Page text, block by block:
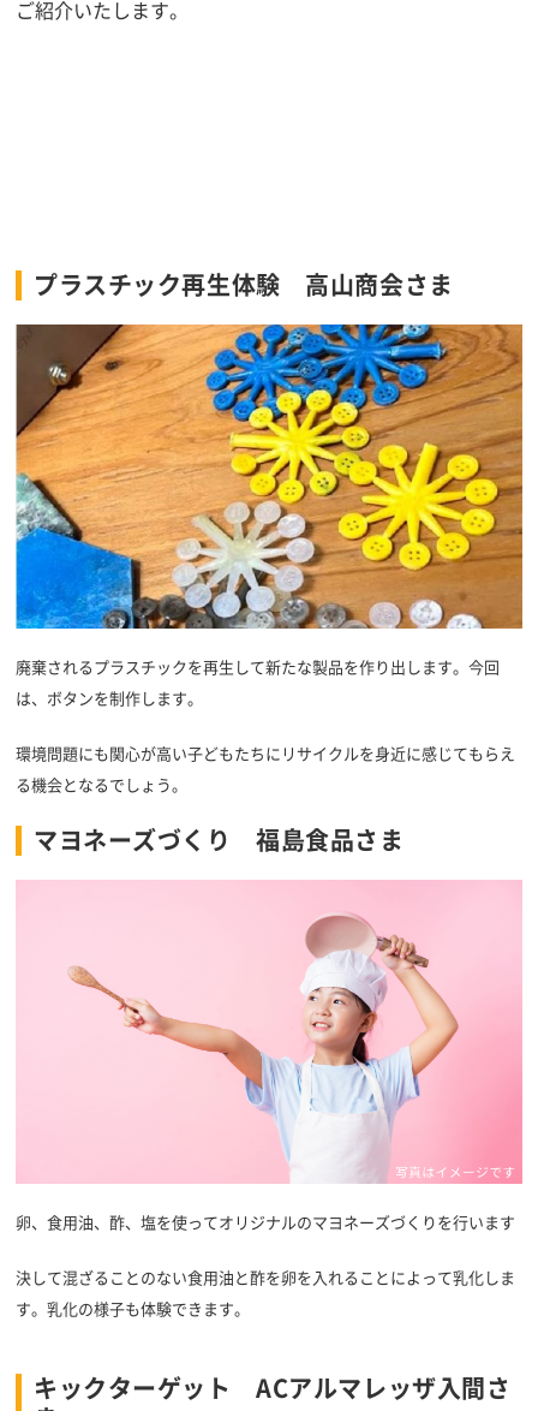
ご紹介いたします。
プラスチック再生体験 高山商会さま
廃棄されるプラスチックを再生して新たな製品を作り出します。今回
は、ボタンを制作します。
環境問題にも関心が高い子どもたちにリサイクルを身近に感じてもらえ
る機会となるでしょう。
マヨネーズづくり 福島食品さま
卵、食用油、酢、塩を使ってオリジナルのマヨネーズづくりを行います
決して混ざることのない食用油と酢を卵を入れることによって乳化しま
す。乳化の様子も体験できます。
キックターゲット ACアルマレッザ入間さ